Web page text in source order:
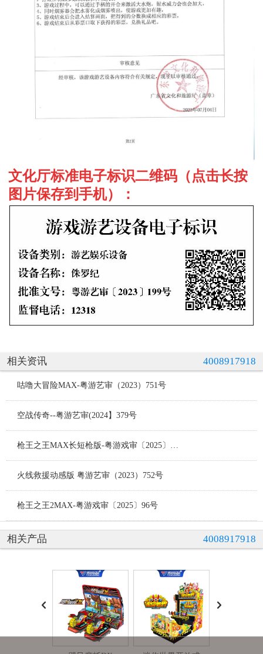
文化厅标准电子标识二维码（点击长按
图片保存到手机）：
相关资讯 4008917918
咕噜大冒险MAX-粤游艺审（2023）751号
空战传奇--粤游艺审(2024】379号
火线救援动感版 粤游艺审（2023）752号
枪王之王2MAX-粤游戏审〔2025〕96号
相关产品 4008917918